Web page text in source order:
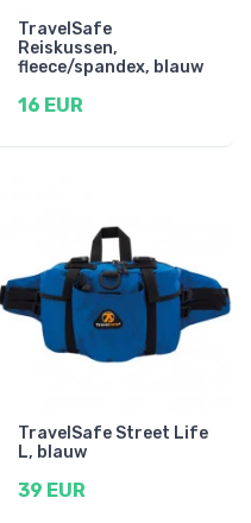
TravelSafe
Reiskussen,
fleece/spandex, blauw
16 EUR
TravelSafe Street Life
L, blauw
39 EUR